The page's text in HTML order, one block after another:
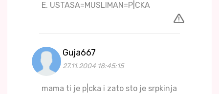
E. USTASA=MUSLIMAN=P|CKA
Guja667
27.11.2004 18:45:15
mama ti je p|cka i zato sto je srpkinja